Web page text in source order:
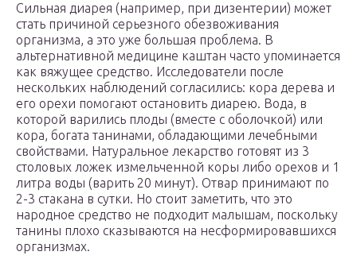
Сильная диарея (например, при дизентерии) может
стать причиной серьезного обезвоживания
организма, а это уже большая проблема. В
альтернативной медицине каштан часто упоминается
как вяжущее средство. Исследователи после
нескольких наблюдений согласились: кора дерева и
его орехи помогают остановить диарею. Вода, в
которой варились плоды (вместе с оболочкой) или
кора, богата танинами, обладающими лечебными
свойствами. Натуральное лекарство готовят из 3
столовых ложек измельченной коры либо орехов и 1
литра воды (варить 20 минут). Отвар принимают по
2-3 стакана в сутки. Но стоит заметить, что это
народное средство не подходит малышам, поскольку
танины плохо сказываются на несформировавшихся
организмах.